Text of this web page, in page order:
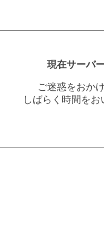
現在サーバ
ご迷惑をおか
しばらく時間を